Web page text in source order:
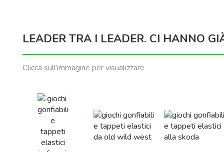
LEADER TRA I LEADER. CI HANNO
Clicca sull’immagine per visualizzare